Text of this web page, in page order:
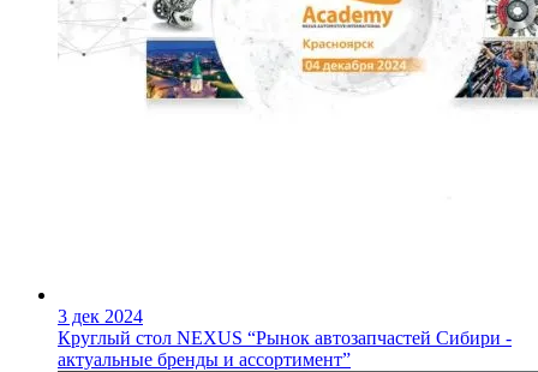
3 дек 2024
Круглый стол NEXUS “Рынок автозапчастей Сибири -
актуальные бренды и ассортимент”